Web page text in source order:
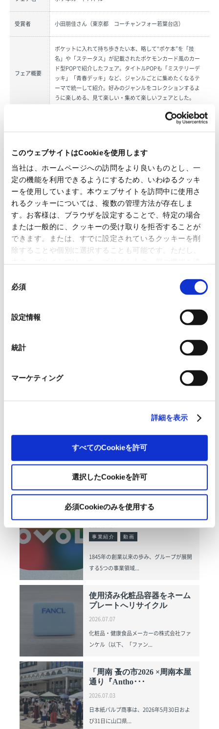
このウェブサイトはCookieを使用します
当社は、ホームページへの訪問をより良いものとし、一
定の機能を利用できるようにするため、いわゆるクッキ
ーを使用しています。本ウェブサイトを訪問中に使用さ
れるクッキーについては、複数の管理方法が存在しま
す。お客様は、ブラウザを設定することで、特定の場合
または一般的に、クッキーの受け取りを拒否することが
できます。または、すでに設定されているクッキーを削
除することや個別に選択することも可能です。ただし、
いるので、ご注意ください。これらのクッキーが受け入
れられない場合、本ウェブサイトの機能が制限される場
必須
設定情報
統計
マーケティング
詳細を表示
すべてのCookieを許可
選択したCookieを許可
必須Cookieのみを使用する
受賞者 小田朋佳さん（東京都 コーチャンフォー若葉台店）
フェア概要
ポケットに入れて持ち歩きたい本、略して“ポケ本”を「技
名」や「ステータス」が記載されたポケモンカード風のカー
ド型POPで紹介したフェア。タイトルPOPも「ミステリーデ
ッキ」「青春デッキ」など、ジャンルごとに集めたくなるテ
ーマで統一して紹介。好みのジャンルをコレクションするよ
うに楽しめる、見て楽しい・集めて楽しいフェアとした。
ポケットに本を入れて持ち歩く人が増え、推し本カードを手
にさまざまなシーンで楽しく語り合う――そんな未来を想像
意を表します。読書によって人々の人生がより豊かになるこ
■ Book Fair Championship（BFC）とは
BFCは、書店で実施されているフェアを広く世に発信し、フェアを目がけて書店へ
来店してくれるお客様を増やすために、書店員がフェアの腕を競い合うチャンピオ
ンシップです。当社は、「OVOL長期ビジョン2030」において「紙の機能・価値の
普及活動によって、紙の文化の発展に寄与している」ことをあるべき姿として掲げ
ています。「書店員という仕事にスポットライトを当て、書店へ足を運んでくださ
るお客様を一人でも多く増やす」という本プロジェクトの趣旨に賛同し、昨年より
公式サイト:
日本紙パルプ商事株式会社 広報IR室 TEL:03-5548-4026
OVOL LOOP
グループ紹介映像【日本語
版】
事業紹介
動画
1845年の創業以来の歩み、グループが展開
する5つの事業領域...
使用済み化粧品容器をネーム
プレートへリサイクル
2026.07.07
化粧品・健康食品メーカーの株式会社ファ
ンケル（以下、「ファン...
「周南 蚤の市2026 ×周南本屋
通り『Antho･･･
2026.07.03
日本紙パルプ商事は、2026年5月30日およ
び31日に山口県...